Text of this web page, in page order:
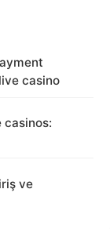
casino
casinos:
ve